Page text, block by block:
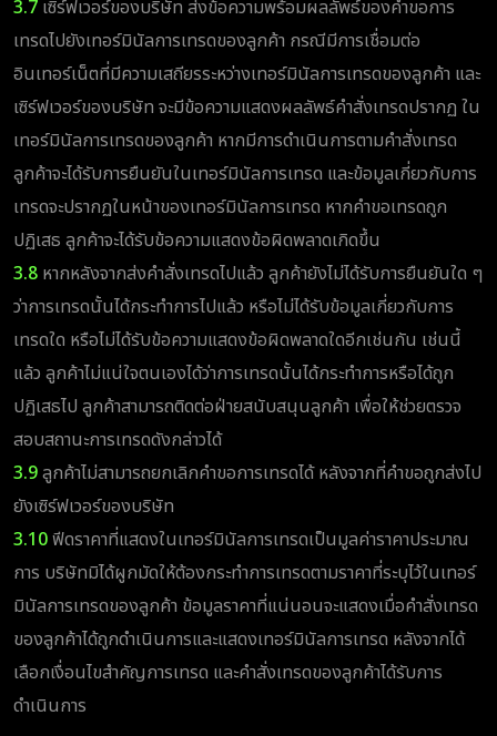
3.7 เซิร์ฟเวอร์ของบริษัท ส่งข้อความพร้อมผลลัพธ์ของคำขอการ
เทรดไปยังเทอร์มินัลการเทรดของลูกค้า กรณีมีการเชื่อมต่อ
อินเทอร์เน็ตที่มีความเสถียรระหว่างเทอร์มินัลการเทรดของลูกค้า และ
เซิร์ฟเวอร์ของบริษัท จะมีข้อความแสดงผลลัพธ์คำสั่งเทรดปรากฏ ใน
เทอร์มินัลการเทรดของลูกค้า หากมีการดำเนินการตามคำสั่งเทรด
ลูกค้าจะได้รับการยืนยันในเทอร์มินัลการเทรด และข้อมูลเกี่ยวกับการ
เทรดจะปรากฏในหน้าของเทอร์มินัลการเทรด หากคำขอเทรดถูก
ปฏิเสธ ลูกค้าจะได้รับข้อความแสดงข้อผิดพลาดเกิดขึ้น
3.8 หากหลังจากส่งคำสั่งเทรดไปแล้ว ลูกค้ายังไม่ได้รับการยืนยันใด ๆ
ว่าการเทรดนั้นได้กระทำการไปแล้ว หรือไม่ได้รับข้อมูลเกี่ยวกับการ
เทรดใด หรือไม่ได้รับข้อความแสดงข้อผิดพลาดใดอีกเช่นกัน เช่นนี้
แล้ว ลูกค้าไม่แน่ใจตนเองได้ว่าการเทรดนั้นได้กระทำการหรือได้ถูก
ปฏิเสธไป ลูกค้าสามารถติดต่อฝ่ายสนับสนุนลูกค้า เพื่อให้ช่วยตรวจ
สอบสถานะการเทรดดังกล่าวได้
3.9ลูกค้าไม่สามารถยกเลิกคำขอการเทรดได้ หลังจากที่คำขอถูกส่งไป
ยังเซิร์ฟเวอร์ของบริษัท
3.10ฟีดราคาที่แสดงในเทอร์มินัลการเทรดเป็นมูลค่าราคาประมาณ
การ บริษัทมิได้ผูกมัดให้ต้องกระทำการเทรดตามราคาที่ระบุไว้ในเทอร์
มินัลการเทรดของลูกค้า ข้อมูลราคาที่แน่นอนจะแสดงเมื่อคำสั่งเทรด
ของลูกค้าได้ถูกดำเนินการและแสดงเทอร์มินัลการเทรด หลังจากได้
เลือกเงื่อนไขสำคัญการเทรด และคำสั่งเทรดของลูกค้าได้รับการ
ดำเนินการ